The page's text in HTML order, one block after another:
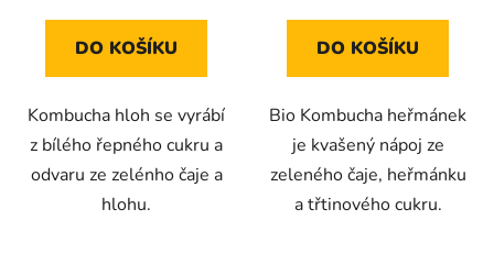
z
DO KOŠÍKU
Kombucha hloh se vyrábí
z bílého řepného cukru a
odvaru ze zelénho čaje a
hlohu.
z
DO KOŠÍKU
Bio Kombucha heřmánek
je kvašený nápoj ze
zeleného čaje, heřmánku
a třtinového cukru.